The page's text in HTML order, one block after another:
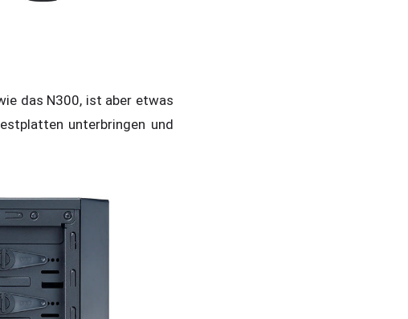
das N300, ist aber etwas
unterbringen und